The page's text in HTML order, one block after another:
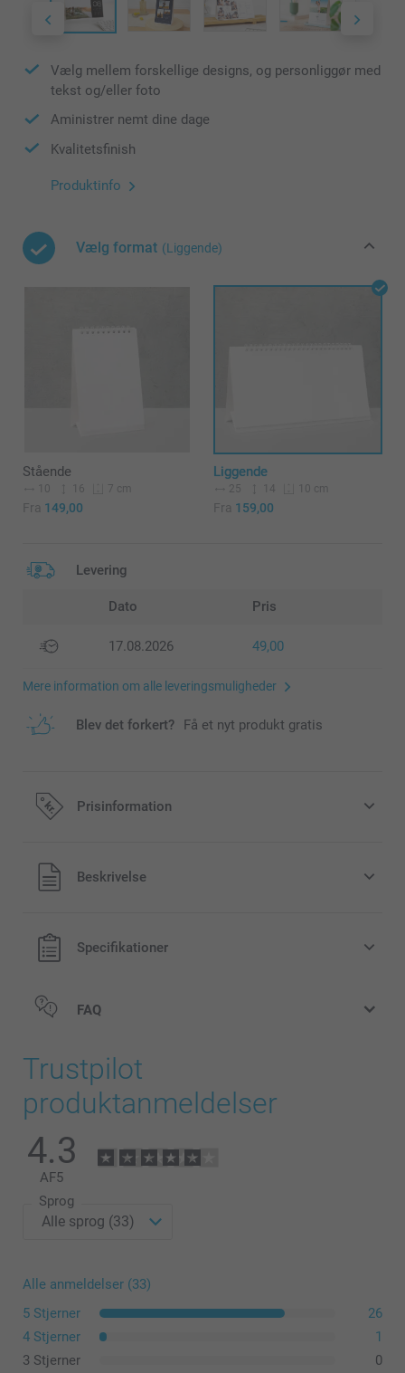
Vælg mellem forskellige designs, og personliggør med
tekst og/eller foto
Aministrer nemt dine dage
Kvalitetsfinish
Produktinfo
Vælg format (Liggende)
Stående
10 16 7 cm
Fra 149,00
Liggende
25 14 10 cm
Fra 159,00
Levering
Dato Pris
17.08.2026 49,00
Mere information om alle leveringsmuligheder
Blev det forkert? Få et nyt produkt gratis
Prisinformation
Alle priser inklusive moms og uden
forsendelsesomkostninger
Beskrivelse
Specifikationer
FAQ
Trustpilot
produktanmeldelser
4.3
AF5
Sprog
Alle anmeldelser (33)
5 Stjerner
26
4 Stjerner
1
3 Stjerner
0